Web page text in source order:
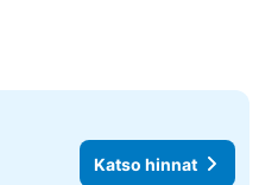
Katso hinnat